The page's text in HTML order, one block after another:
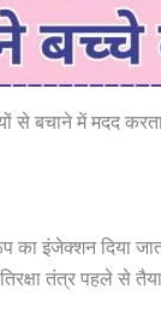
से बचाने में मदद
इंजेक्शन दिया
तंत्र पहले से